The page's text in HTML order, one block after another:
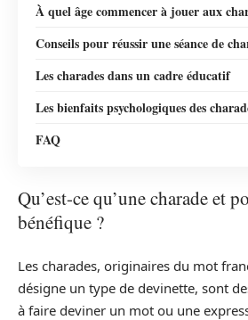
À quel âge commencer à jouer aux
Conseils pour réussir une séance de
Les charades dans un cadre éducatif
Les bienfaits psychologiques des
FAQ
Qu’est-ce qu’une charade et
bénéfique ?
Les charades, originaires du mot
désigne un type de devinette, sont
à faire deviner un mot ou une